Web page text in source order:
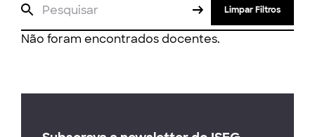
Limpar Filtros
Não foram encontrados docentes.